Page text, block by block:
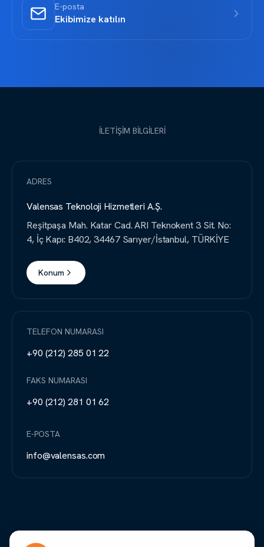
E-posta
Ekibimize katılın
İLETİŞİM BİLGİLERİ
ADRES
Valensas Teknoloji Hizmetleri A.Ş.
Reşitpaşa Mah. Katar Cad. ARI Teknokent 3 Sit. No:
4, İç Kapı: B402, 34467 Sarıyer/İstanbul, TÜRKİYE
Konum
TELEFON NUMARASI
+90 (212) 285 01 22
FAKS NUMARASI
+90 (212) 281 01 62
E-POSTA
info@valensas.com